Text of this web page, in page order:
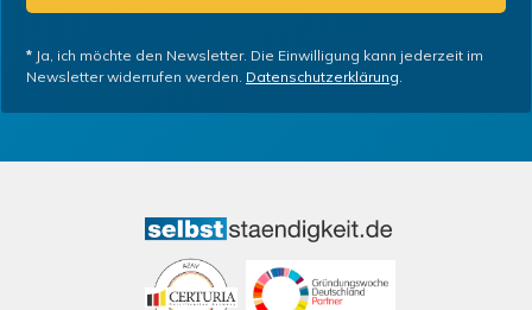
* Ja, ich möchte den Newsletter. Die Einwilligung kann jederzeit im
Newsletter widerrufen werden. Datenschutzerklärung